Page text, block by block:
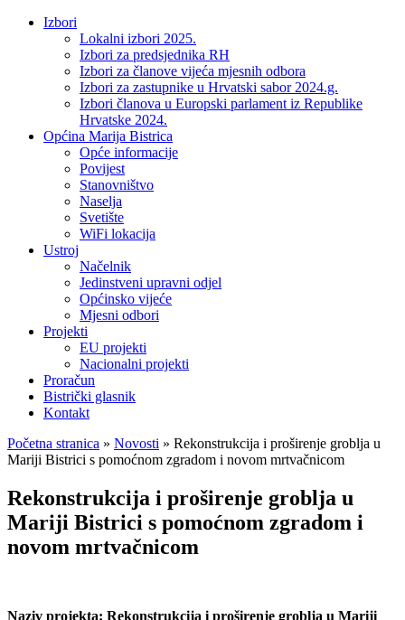
Izbori
Lokalni izbori 2025.
Izbori za predsjednika RH
Izbori za članove vijeća mjesnih odbora
Izbori za zastupnike u Hrvatski sabor 2024.g.
Izbori članova u Europski parlament iz Republike
Hrvatske 2024.
Općina Marija Bistrica
Opće informacije
Povijest
Stanovništvo
Naselja
Svetište
WiFi lokacija
Ustroj
Načelnik
Jedinstveni upravni odjel
Općinsko vijeće
Mjesni odbori
Projekti
EU projekti
Nacionalni projekti
Proračun
Bistrički glasnik
Kontakt
Početna stranica » Novosti » Rekonstrukcija i proširenje groblja u
Mariji Bistrici s pomoćnom zgradom i novom mrtvačnicom
Rekonstrukcija i proširenje groblja u
Mariji Bistrici s pomoćnom zgradom i
novom mrtvačnicom
Naziv projekta: Rekonstrukcija i proširenje groblja u Mariji